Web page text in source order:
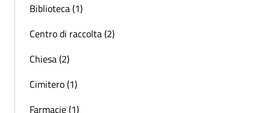
Biblioteca (1)
Centro di raccolta (2)
Chiesa (2)
Cimitero (1)
Farmacie (1)